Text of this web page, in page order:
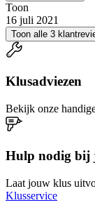
Toon
16 juli 2021
Toon alle 3
Klusadviezen
Bekijk onze
Hulp nodig bij
Laat jouw klus
Klusservice